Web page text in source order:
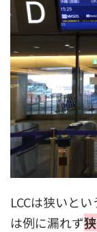
LCCは狭いと
は例に漏れず